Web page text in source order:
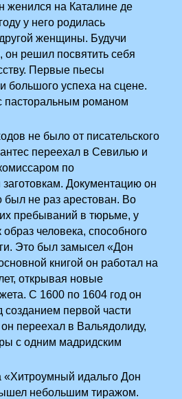
женился на Каталине де
у него родилась
женщины. Будучи
он решил посвятить себя
Первые пьесы
большого успеха на сцене.
пасторальным романом
не было от писательского
переехал в Севилью и
по
Документацию он
был не раз арестован. Во
пребываний в тюрьме, у
образ человека, способного
Это был замысел «Дон
книгой он работал на
открывая новые
С 1600 по 1604 год он
созданием первой части
переехал в Вальядолиду,
с одним мадридским
«Хитроумный идальго Дон
небольшим тиражом.